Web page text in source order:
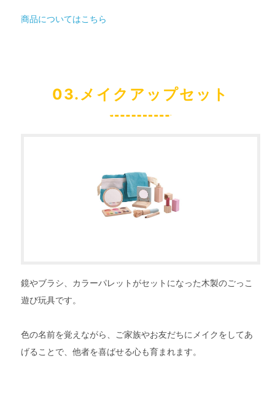
商品についてはこちら
03.メイクアップセット
鏡やブラシ、カラーパレットがセットになった木製のごっこ
遊び玩具です。
色の名前を覚えながら、ご家族やお友だちにメイクをしてあ
げることで、他者を喜ばせる心も育まれます。